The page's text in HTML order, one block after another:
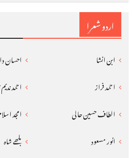
اردو شعرا
ابن انشا
احسان
احمد فراز
احمد
الطاف حسین حالی
امجد
انور مسعود
بلھے شاہ